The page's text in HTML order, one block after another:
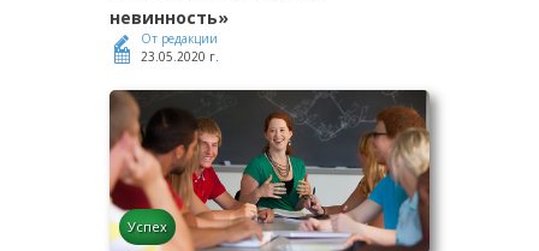
невинность»
От редакции
23.05.2020 г.
Успех